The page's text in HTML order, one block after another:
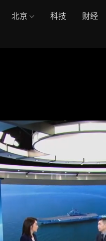
北京 科技 财经